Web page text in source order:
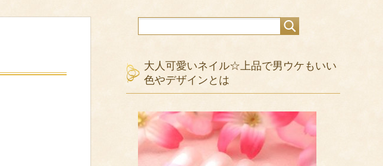
大人可愛いネイル☆上品で男ウケもいい
色やデザインとは